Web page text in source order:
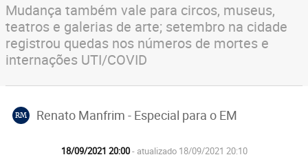
Mudança também vale para circos, museus,
teatros e galerias de arte; setembro na cidade
registrou quedas nos números de mortes e
internações UTI/COVID
RM Renato Manfrim - Especial para o EM
18/09/2021 20:00- atualizado 18/09/2021 20:10